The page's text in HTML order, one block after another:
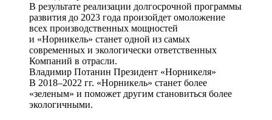
В результате реализации долгосрочной программы
развития до 2023 года произойдет омоложение
всех производственных мощностей
и «Норникель» станет одной из самых
современных и экологически ответственных
Компаний в отрасли.
Владимир Потанин Президент «Норникеля»
В 2018–2022 гг. «Норникель» станет более
«зеленым» и поможет другим становиться более
экологичными.